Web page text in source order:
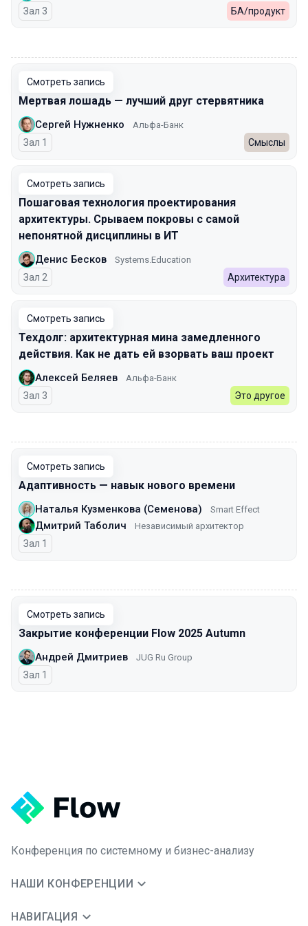
Зал 3 БА/продукт
Смотреть запись
Мертвая лошадь — лучший друг стервятника
Сергей Нужненко Альфа-Банк
Зал 1 Смыслы
Смотреть запись
Пошаговая технология проектирования
архитектуры. Срываем покровы с самой
непонятной дисциплины в ИТ
Денис Бесков Systems.Education
Зал 2 Архитектура
Смотреть запись
Техдолг: архитектурная мина замедленного
действия. Как не дать ей взорвать ваш проект
Алексей Беляев Альфа-Банк
Зал 3 Это другое
Смотреть запись
Адаптивность — навык нового времени
Наталья Кузменкова (Семенова) Smart Effect
Дмитрий Таболич Независимый архитектор
Зал 1
Смотреть запись
Закрытие конференции Flow 2025 Autumn
Андрей Дмитриев JUG Ru Group
Зал 1
Конференция по системному и бизнес-анализу
НАШИ КОНФЕРЕНЦИИ
НАВИГАЦИЯ